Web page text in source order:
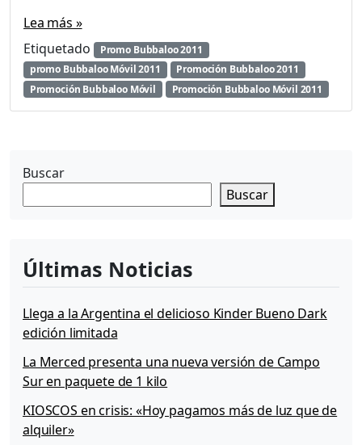
o
o
M
ó
0
1
Lea más »
Etiquetado
Promo Bubbaloo 2011
promo Bubbaloo Móvil 2011
Promoción Bubbaloo 2011
Promoción Bubbaloo Móvil
Promoción Bubbaloo Móvil 2011
Buscar
Buscar
Últimas Noticias
Llega a la Argentina el delicioso Kinder Bueno Dark
edición limitada
La Merced presenta una nueva versión de Campo
Sur en paquete de 1 kilo
KIOSCOS en crisis: «Hoy pagamos más de luz que de
alquiler»